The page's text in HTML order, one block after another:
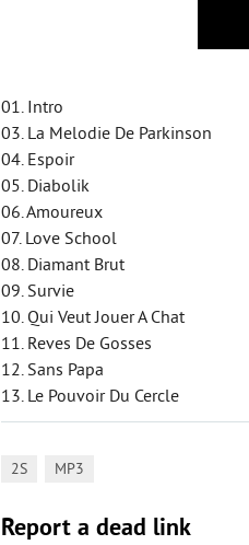
01. Intro
03. La Melodie De Parkinson
04. Espoir
05. Diabolik
06. Amoureux
07. Love School
08. Diamant Brut
09. Survie
10. Qui Veut Jouer A Chat
11. Reves De Gosses
12. Sans Papa
13. Le Pouvoir Du Cercle
2S MP3
Report a dead link